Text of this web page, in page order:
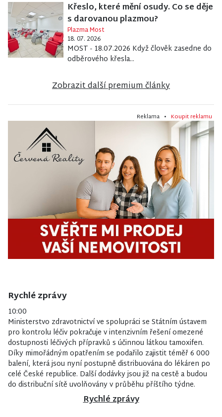
Křeslo, které mění osudy. Co se děje
s darovanou plazmou?
Plazma Most
18. 07. 2026
MOST - 18.07.2026 Když člověk zasedne do
odběrového křesla...
Zobrazit další premium články
Reklama • Koupit reklamu
Rychlé zprávy
10:00
Ministerstvo zdravotnictví ve spolupráci se Státním ústavem
pro kontrolu léčiv pokračuje v intenzivním řešení omezené
dostupnosti léčivých přípravků s účinnou látkou tamoxifen.
Díky mimořádným opatřením se podařilo zajistit téměř 6 000
balení, která jsou nyní postupně distribuována do lékáren po
celé České republice. Další dodávky jsou již na cestě a budou
do distribuční sítě uvolňovány v průběhu příštího týdne.
Rychlé zprávy